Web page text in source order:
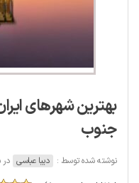
بهترین شهرهای
جنوب
نوشته شده توسط : دیبا عباسی در